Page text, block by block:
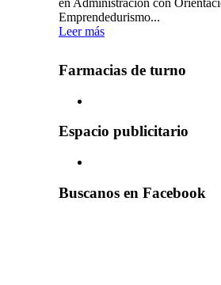
en Administración con
Emprendedurismo...
Leer más
Farmacias de turno
Espacio publicitario
Buscanos en Facebook